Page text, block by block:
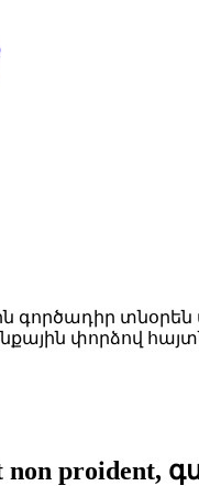
գործադիր
փորձով հայտնի
non proident,